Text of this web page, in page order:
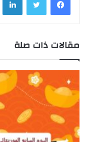
مقالات ذات صلة